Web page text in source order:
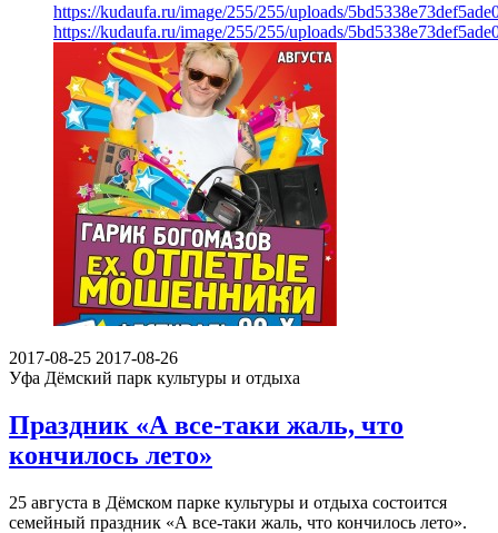
https://kudaufa.ru/image/255/255/uploads/
https://kudaufa.ru/image/255/255/uploads/
2017-08-25 2017-08-26
Уфа Дёмский парк культуры и отдыха
Праздник «А все-таки жаль, что
кончилось лето»
25 августа в Дёмском парке культуры и отдыха состоится
семейный праздник «А все-таки жаль, что кончилось лето».